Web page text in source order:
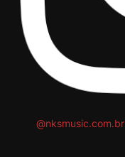
@nksmusic.com.br